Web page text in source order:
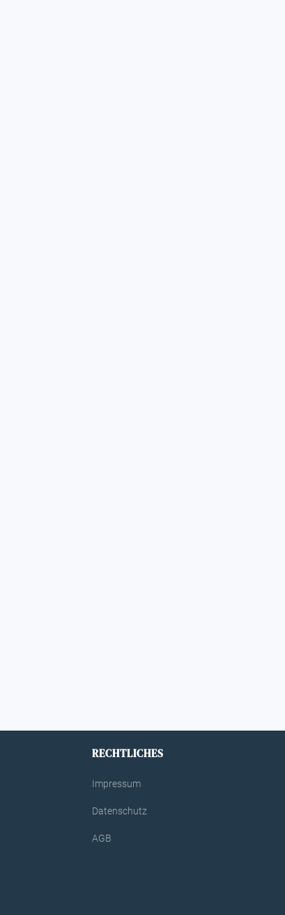
RECHTLICHES
Impressum
Datenschutz
AGB